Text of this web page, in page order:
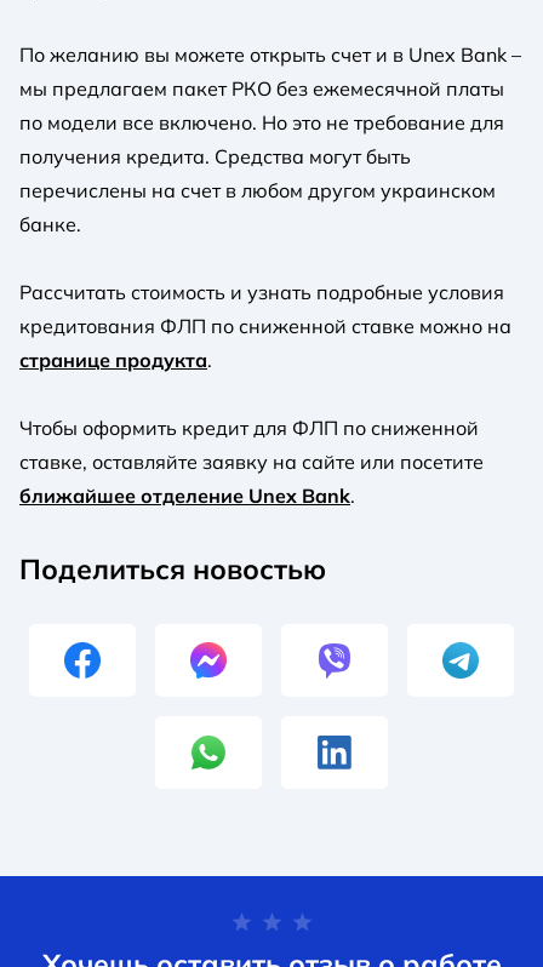
По желанию вы можете открыть счет и в Unex Bank –
мы предлагаем пакет РКО без ежемесячной платы
по модели все включено. Но это не требование для
получения кредита. Средства могут быть
перечислены на счет в любом другом украинском
банке.
Рассчитать стоимость и узнать подробные условия
кредитования ФЛП по сниженной ставке можно на
странице продукта.
Чтобы оформить кредит для ФЛП по сниженной
ставке, оставляйте заявку на сайте или посетите
ближайшее отделение Unex Bank.
Поделиться новостью